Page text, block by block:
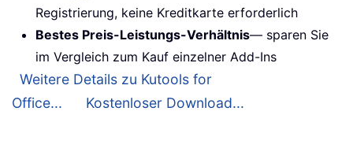
Registrierung, keine Kreditkarte erforderlich
Bestes Preis-Leistungs-Verhältnis— sparen Sie
im Vergleich zum Kauf einzelner Add-Ins
Weitere Details zu Kutools for
Office...
Kostenloser Download...